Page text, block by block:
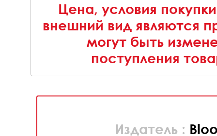
Цена, условия
внешний вид являются
могут быть
поступления
Издатель :